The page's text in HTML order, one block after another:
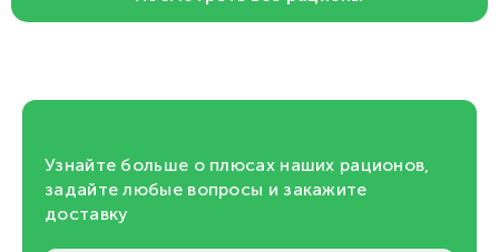
Узнайте больше о плюсах наших рационов,
задайте любые вопросы и закажите
доставку